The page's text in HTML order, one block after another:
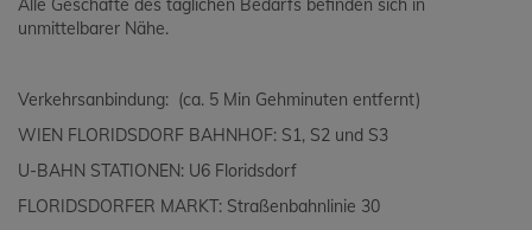
Alle Geschäfte des täglichen Bedarfs befinden sich in
unmittelbarer Nähe.
Verkehrsanbindung: (ca. 5 Min Gehminuten entfernt)
WIEN FLORIDSDORF BAHNHOF: S1, S2 und S3
U-BAHN STATIONEN: U6 Floridsdorf
FLORIDSDORFER MARKT: Straßenbahnlinie 30